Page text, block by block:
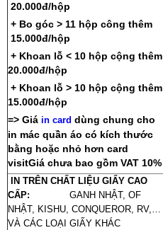
20.000đ/hộp
+ Bo góc > 11 hộp công thêm
15.000đ/hộp
+ Khoan lỗ < 10 hộp cộng thêm
20.000đ/hộp
+ Khoan lỗ > 10 hộp cộng thêm
15.000đ/hộp
=> Giá in card dùng chung cho
in mác quần áo có kích thước
bằng hoặc nhỏ hơn card
visitGiá chưa bao gồm VAT 10%
IN TRÊN CHẤT LIỆU GIẤY CAO
CẤP: GANH NHẬT, OF
NHẬT, KISHU, CONQUEROR, RV,…
VÀ CÁC LOẠI GIẤY KHÁC